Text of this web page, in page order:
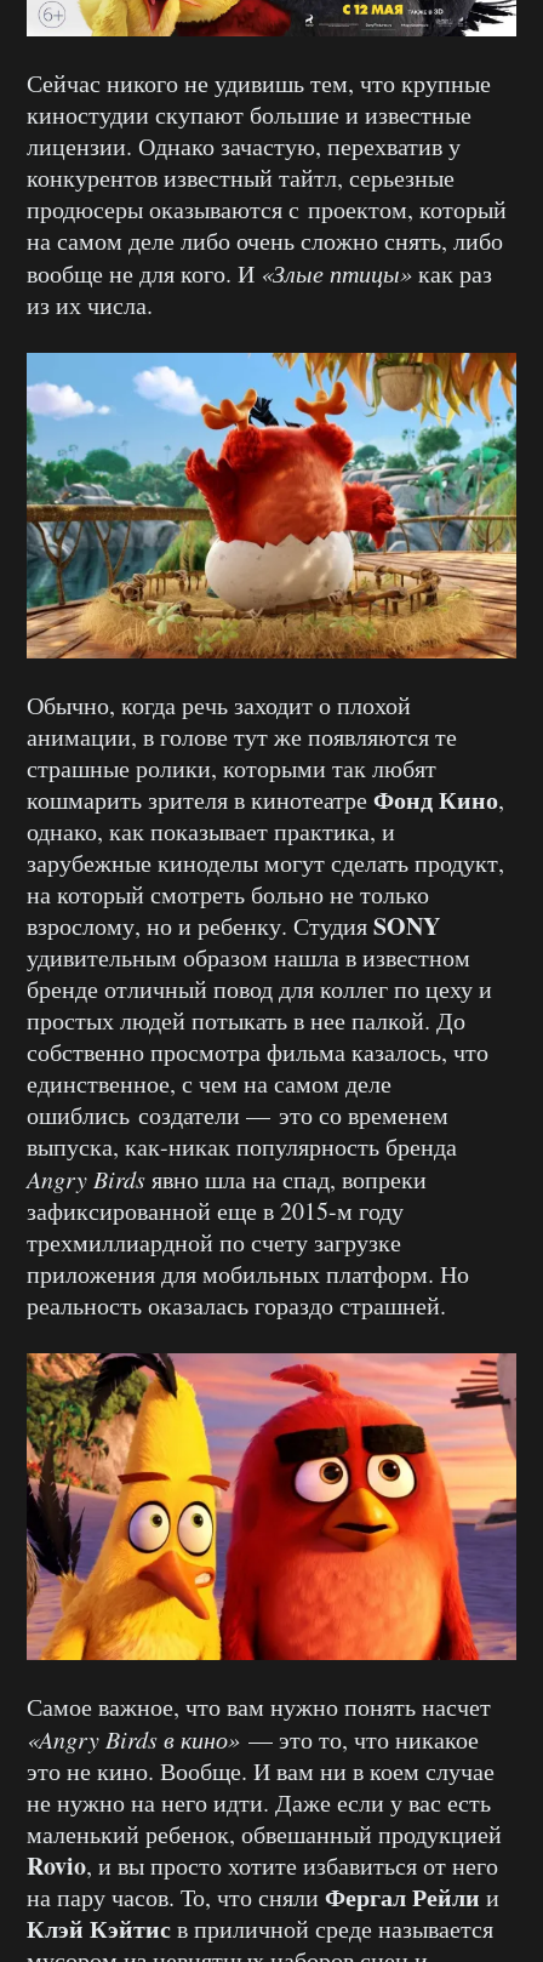
Сейчас никого не удивишь тем, что крупные
киностудии скупают большие и известные
лицензии. Однако зачастую, перехватив у
конкурентов известный тайтл, серьезные
продюсеры оказываются с проектом, который
на самом деле либо очень сложно снять, либо
вообще не для кого. И «Злые птицы»как раз
из их числа.
Обычно, когда речь заходит о плохой
анимации, в голове тут же появляются те
страшные ролики, которыми так любят
кошмарить зрителя в кинотеатреФонд Кино,
однако, как показывает практика, и
зарубежные киноделы могут сделать продукт,
на который смотреть больно не только
взрослому, но и ребенку. СтудияSONY
удивительным образом нашла в известном
бренде отличный повод для коллег по цеху и
простых людей потыкать в нее палкой. До
собственно просмотра фильма казалось, что
единственное, с чем на самом деле
ошиблись создатели — это со временем
выпуска, как-никак популярность бренда
Angry Birdsявно шла на спад, вопреки
зафиксированной еще в 2015-м году
трехмиллиардной по счету загрузке
приложения для мобильных платформ. Но
реальность оказалась гораздо страшней.
Самое важное, что вам нужно понять насчет
«Angry Birds в кино» — это то, что никакое
это не кино. Вообще. И вам ни в коем случае
не нужно на него идти. Даже если у вас есть
маленький ребенок, обвешанный продукцией
Rovio, и вы просто хотите избавиться от него
на пару часов. То, что сняли Фергал Рейли и
Клэй Кэйтисв приличной среде называется